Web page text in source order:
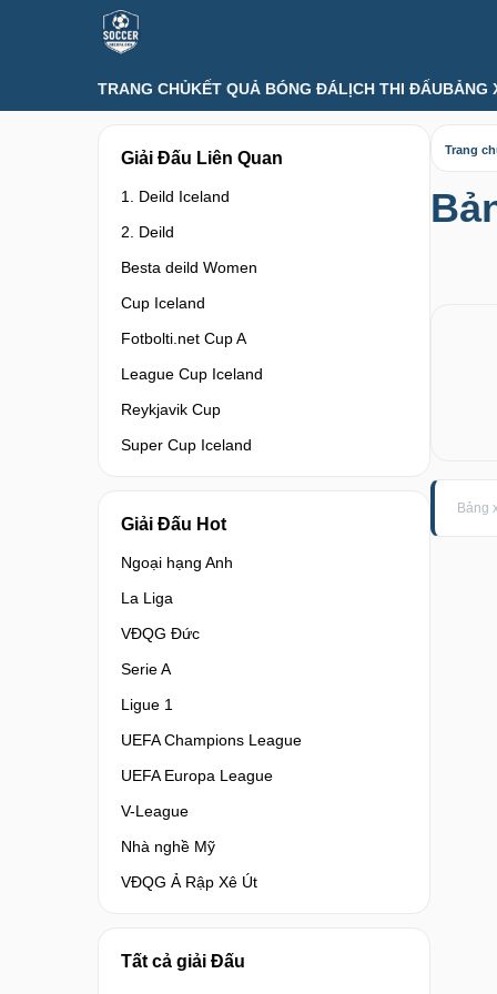
TRANG CHỦKẾT QUẢ BÓNG ĐÁLỊCH THI ĐẤUBẢNG
Giải Đấu Liên Quan
1. Deild Iceland
2. Deild
Besta deild Women
Cup Iceland
Fotbolti.net Cup A
League Cup Iceland
Reykjavik Cup
Super Cup Iceland
Giải Đấu Hot
Ngoại hạng Anh
La Liga
VĐQG Đức
Serie A
Ligue 1
UEFA Champions League
UEFA Europa League
V-League
Nhà nghề Mỹ
VĐQG Ả Rập Xê Út
Tất cả giải Đấu
Trang
Bảng